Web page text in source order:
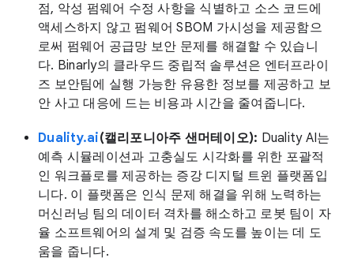
점, 악성 펌웨어 수정 사항을 식별하고 소스 코드에
액세스하지 않고 펌웨어 SBOM 가시성을 제공함으
로써 펌웨어 공급망 보안 문제를 해결할 수 있습니
다. Binarly의 클라우드 중립적 솔루션은 엔터프라이
즈 보안팀에 실행 가능한 유용한 정보를 제공하고 보
안 사고 대응에 드는 비용과 시간을 줄여줍니다.
Duality.ai(캘리포니아주 샌머테이오): Duality AI는
예측 시뮬레이션과 고충실도 시각화를 위한 포괄적
인 워크플로를 제공하는 증강 디지털 트윈 플랫폼입
니다. 이 플랫폼은 인식 문제 해결을 위해 노력하는
머신러닝 팀의 데이터 격차를 해소하고 로봇 팀이 자
율 소프트웨어의 설계 및 검증 속도를 높이는 데 도
움을 줍니다.